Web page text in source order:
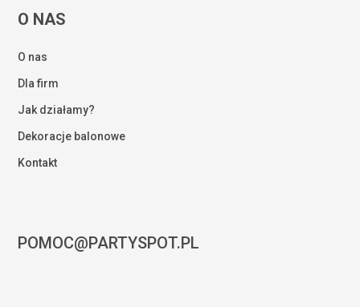
O NAS
O nas
Dla firm
Jak działamy?
Dekoracje balonowe
Kontakt
POMOC@PARTYSPOT.PL